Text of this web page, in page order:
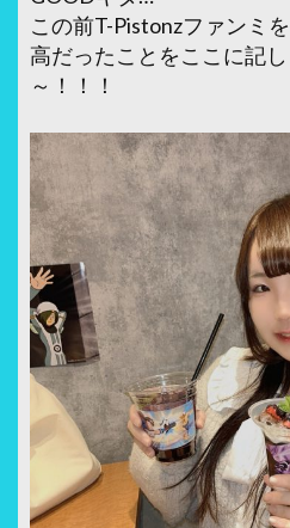
この前T-Pistonzファンミ
高だったことをここに記
～！！！